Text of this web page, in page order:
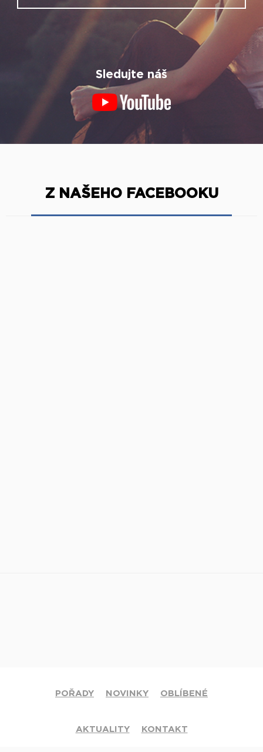
Sledujte náš
Z NAŠEHO FACEBOOKU
POŘADY NOVINKY OBLÍBENÉ
AKTUALITY KONTAKT